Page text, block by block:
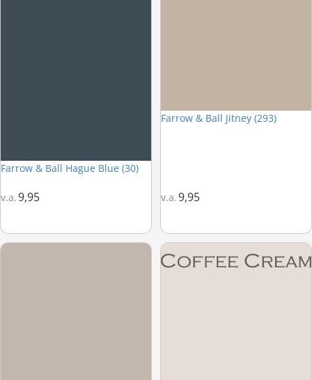
Farrow & Ball Hague Blue (30)
v.a.9,95
Farrow & Ball Jitney (293)
v.a.9,95
Carte Colori Palladio (CC013) Pure & Original Coffee Cream